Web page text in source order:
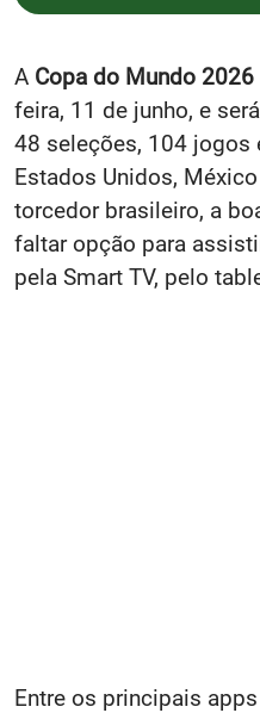
A Copa do Mundo 2026
feira, 11 de junho, e
48 seleções, 104 jogos
Estados Unidos,
torcedor brasileiro, a
faltar opção para
pela Smart TV, pelo
Entre os principais